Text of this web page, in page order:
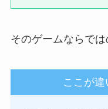
そのゲームならでは
ここが違